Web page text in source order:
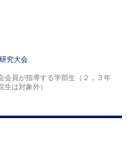
究大会
員が指導する学部生（２，３年
は対象外）